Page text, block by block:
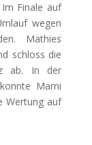
Finale auf
wegen
Mathies
schloss die
ab. In der
Marni
Wertung auf